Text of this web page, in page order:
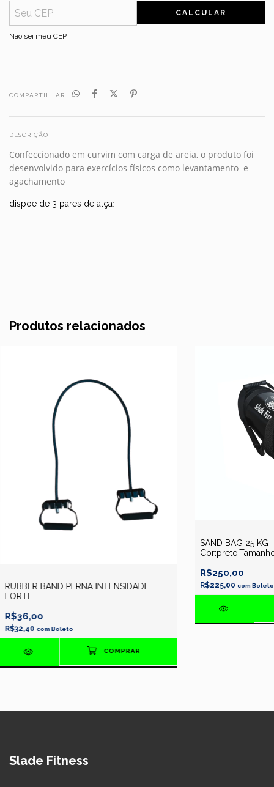
CALCULAR
Não sei meu CEP
COMPARTILHAR
DESCRIÇÃO
Confeccionado em curvim com carga de areia, o produto foi
desenvolvido para exercícios físicos como levantamento e
agachamento
dispoe de 3 pares de alça:
Produtos relacionados
RUBBER BAND PERNA INTENSIDADE
FORTE
R$36,00
R$32,40 com Boleto
SAND BAG 25 KG
R$250,00
R$225,00 com Boleto
Slade Fitness